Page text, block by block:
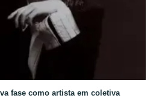
fase como artista em coletiva